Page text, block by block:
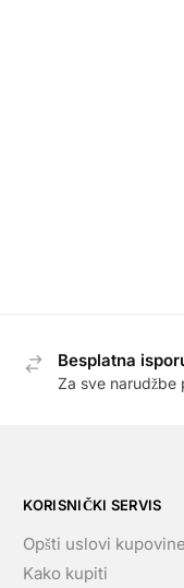
Besplatna
Za sve narudžbe
KORISNIČKI SERVIS
Opšti uslovi kupovine
Kako kupiti